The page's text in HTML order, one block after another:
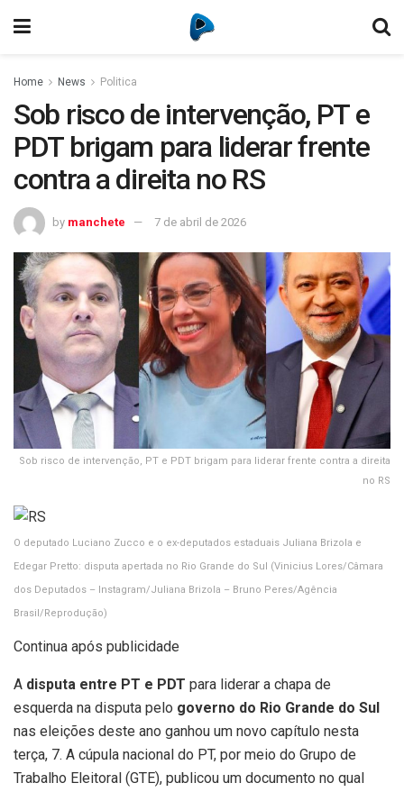
Home News Politica
Sob risco de intervenção, PT e
PDT brigam para liderar frente
contra a direita no RS
by manchete 7 de abril de 2026
Sob risco de intervenção, PT e PDT brigam para liderar frente contra a direita
no RS
O deputado Luciano Zucco e o ex-deputados estaduais Juliana Brizola e
Edegar Pretto: disputa apertada no Rio Grande do Sul (Vinicius Lores/Câmara
dos Deputados – Instagram/Juliana Brizola – Bruno Peres/Agência
Brasil/Reprodução)
Continua após publicidade
A disputa entre PT e PDT para liderar a chapa de
esquerda na disputa pelo governo do Rio Grande do Sul
nas eleições deste ano ganhou um novo capítulo nesta
terça, 7. A cúpula nacional do PT, por meio do Grupo de
Trabalho Eleitoral (GTE), publicou um documento no qual